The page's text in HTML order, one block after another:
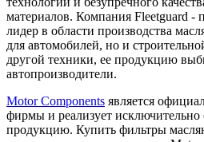
материалов. Компания Fleetguard -
лидер в области производства
для автомобилей, но и
другой техники, ее продукцию
автопроизводители.
Motor Components является
фирмы и реализует
продукцию. Купить фильтры